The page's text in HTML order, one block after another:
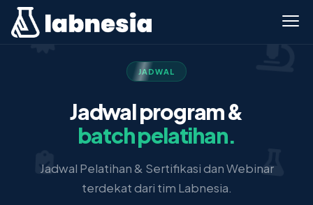
JADWAL
Jadwal program &
batch pelatihan.
Jadwal Pelatihan & Sertifikasi dan Webinar
terdekat dari tim Labnesia.